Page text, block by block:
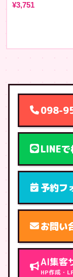
¥3,751
098-
LINEで
予約フ
お問い
AI集客
HP作成・